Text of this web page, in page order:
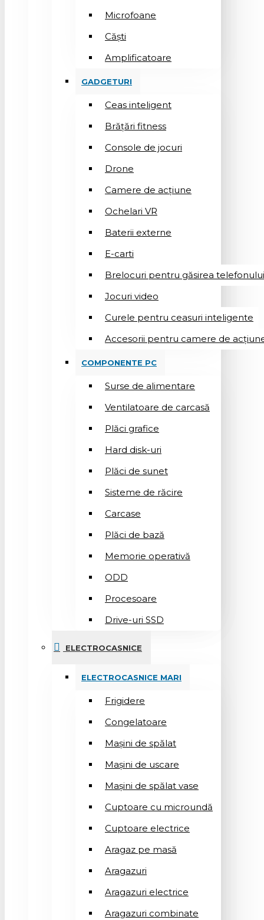
Microfoane
Căşti
Amplificatoare
GADGETURI
Ceas inteligent
Brățări fitness
Console de jocuri
Drone
Camere de acțiune
Ochelari VR
Baterii externe
E-carti
Brelocuri pentru găsirea telefonului
Jocuri video
Curele pentru ceasuri inteligente
Accesorii pentru camere de
COMPONENTE PC
Surse de alimentare
Ventilatoare de carcasă
Plăci grafice
Hard disk-uri
Plăci de sunet
Sisteme de răcire
Carcase
Plăci de bază
Memorie operativă
ODD
Procesoare
Drive-uri SSD
ELECTROCASNICE
ELECTROCASNICE MARI
Frigidere
Congelatoare
Mașini de spălat
Mașini de uscare
Mașini de spălat vase
Cuptoare cu microundă
Cuptoare electrice
Aragaz pe masă
Aragazuri
Aragazuri electrice
Aragazuri combinate